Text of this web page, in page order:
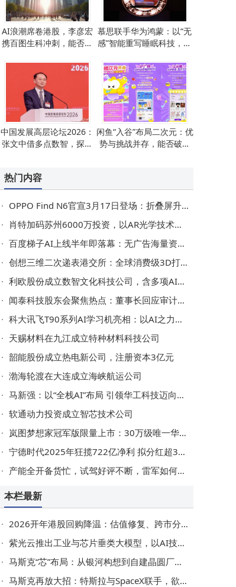
AI浪潮席卷港股，李彦宏
携百图生科冲刺，能否迎
慕思联手华为鸿蒙：以“无
感”智能重写睡眠科技，技
中国发展高层论坛2026：
张文中借多点数智，探讨
闲鱼“入谷”布局二次元：优
势与挑战并存，能否破圈
热门内容
OPPO Find N6官宣3月17日登场：折叠屏升级+旗舰配置，起售价或8999元
肖特加码苏州6000万投资，以AR光学技术助力中国智能眼镜产业腾飞
百度梯子AI上线半年即落幕：无广告海量资源成过往，服务迁移至文心App
创想三维二次递表港交所：全球消费级3D打印市场领先，近年利润波动引关注
利欧股份成立数智文化科技公司，含多项AI业务
闻泰科技股东会聚焦热点：董事长回应审计变更与业绩预亏问题
科大讯飞T90系列AI学习机亮相：以AI之力开启个性化学习全新篇章
天赐材料在九江成立特种材料科技公司
韶能股份成立热电新公司，注册资本3亿元
渤海轮渡在大连成立海峡航运公司
马新强：以“全栈AI”布局 引领华工科技迈向全球科技新征程
软通动力投资成立智芯技术公司
岚图梦想家冠军版限量上市：30万级唯一华为智驾MPV，续航超1400km
宁德时代2025年狂揽722亿净利 拟分红超315亿 储能成新增长极
产能全开备货忙，试驾好评不断，雷军如何让小米SU7交付“加速跑”？
本栏最新
2026开年港股回购降温：估值修复、跨市分化与企业转型下的新逻辑
紫光云推出工业与芯片垂类大模型，以AI技术赋能政企市场降本增效
马斯克“芯”布局：从银河构想到自建晶圆厂的算力野心
马斯克再放大招：特斯拉与SpaceX联手，欲建芯片工厂满足AI需求